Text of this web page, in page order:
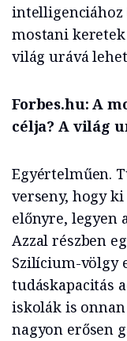
intelligenciához
mostani
világ urává
Forbes.hu: A
célja? A világ
Egyértelműen.
verseny, hogy
előnyre, legyen
Azzal részben
Szilícium-völgy
tudáskapacitás
iskolák is
nagyon erősen